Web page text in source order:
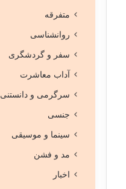
متفرقه
روانشناسی
سفر و گردشگری
آداب معاشرت
سرگرمی و دانستنی
جنسی
سینما و موسیقی
مد و فشن
اخبار